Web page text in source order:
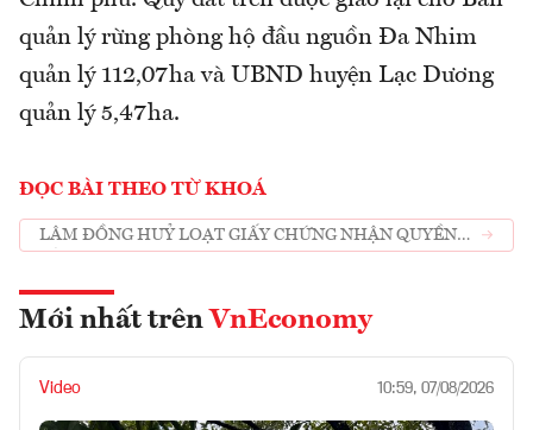
quản lý rừng phòng hộ đầu nguồn Đa Nhim
quản lý 112,07ha và UBND huyện Lạc Dương
quản lý 5,47ha.
ĐỌC BÀI THEO TỪ KHOÁ
LÂM ĐỒNG HUỶ LOẠT GIẤY CHỨNG NHẬN QUYỀN
Mới nhất trên VnEconomy
Video 10:59, 07/08/2026